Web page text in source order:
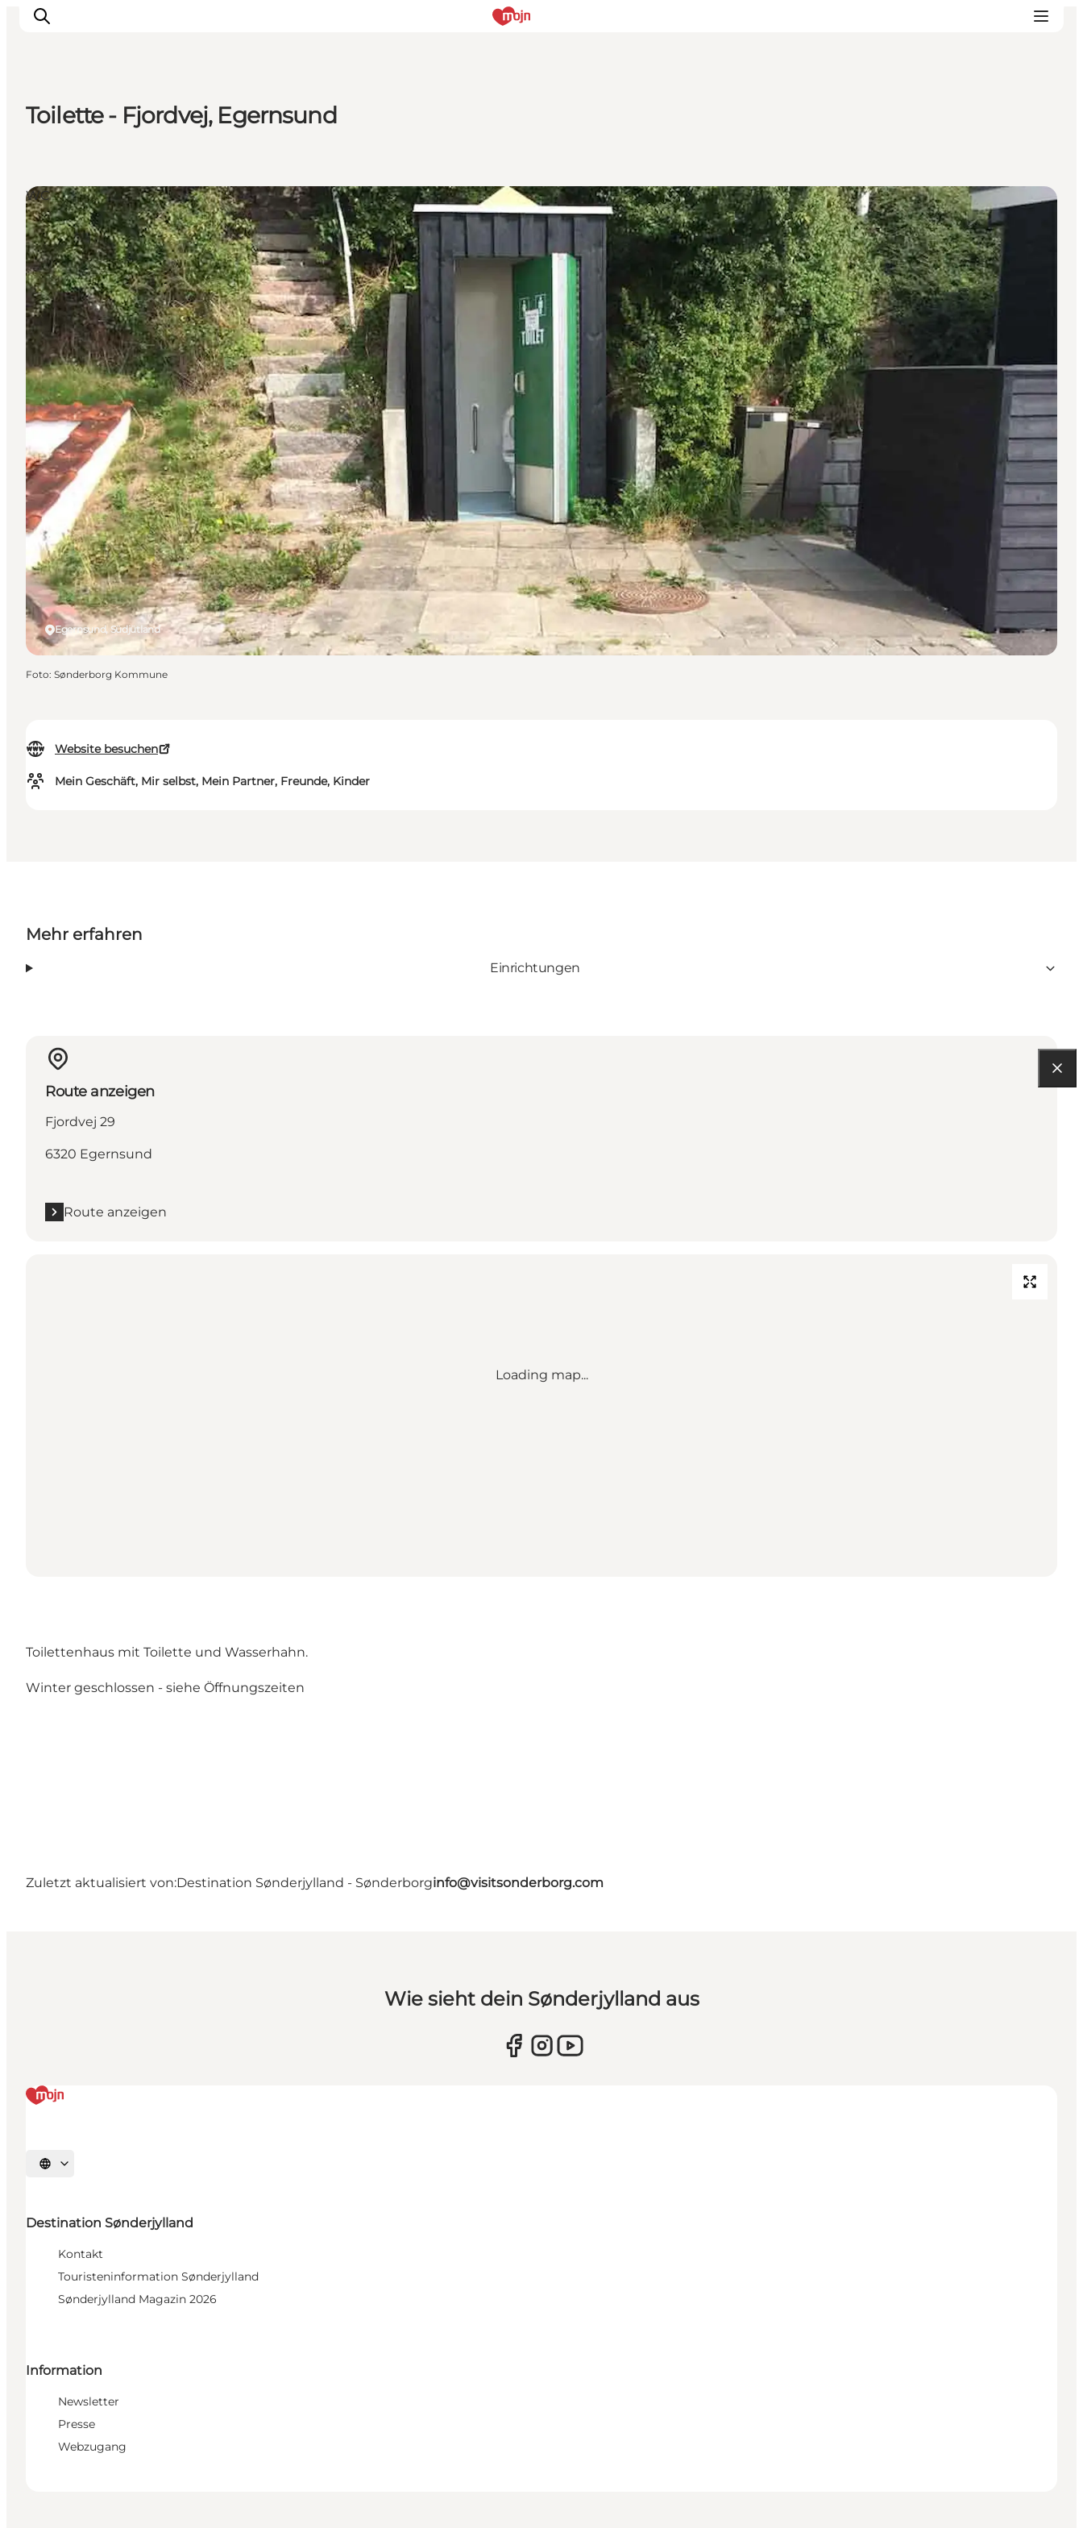
Events
Übernachtung
Plane deine Reise
Booking
Toilette - Fjordvej, Egernsund
Website besuchen
Mein Geschäft, Mir selbst, Mein Partner, Freunde, Kinder
Egernsund, Südjütland
WC
Foto: Sønderborg Kommune
Mehr erfahren
Einrichtungen
Route anzeigen
Fjordvej 29
6320 Egernsund
Route anzeigen
Loading map...
Toilettenhaus mit Toilette und Wasserhahn.
Winter geschlossen - siehe Öffnungszeiten
Zuletzt aktualisiert von:Destination Sønderjylland - Sønderborginfo@visitsonderborg.com
Wie sieht dein Sønderjylland aus
Sprache auswählen
Destination Sønderjylland
Kontakt
Touristeninformation Sønderjylland
Sønderjylland Magazin 2026
Information
Newsletter
Presse
Webzugang